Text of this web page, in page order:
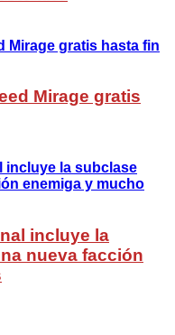
Mirage gratis
incluye la
nueva facción